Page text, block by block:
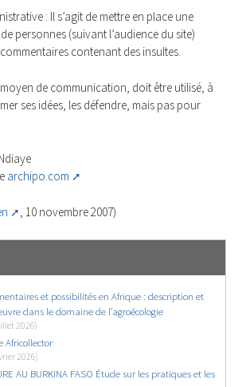
: Il s’agit de mettre en place une
personnes (suivant l’audience du site)
contenant des insultes.
de communication, doit être utilisé, à
ses idées, les défendre, mais pas pour
archipo.com
, 10 novembre 2007)
et possibilités en Afrique : description et
dans le domaine de l’agroécologie
2026)
Africollector
2026)
AU BURKINA FASO Étude sur les pratiques et les